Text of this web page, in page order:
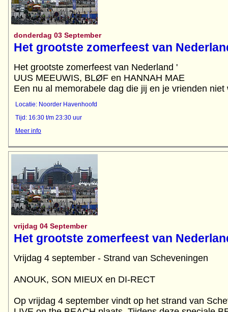
donderdag 03 September
Het grootste zomerfeest van
Het grootste zomerfeest van Nederland '
UUS MEEUWIS, BLØF en HANNAH MAE
Een nu al memorabele dag die jij en je vrienden niet
Locatie: Noorder Havenhoofd
Tijd: 16:30 t/m 23:30 uur
Meer info
vrijdag 04 September
Het grootste zomerfeest van
Vrijdag 4 september - Strand van Scheveningen
ANOUK, SON MIEUX en DI-RECT
Op vrijdag 4 september vindt op het strand van